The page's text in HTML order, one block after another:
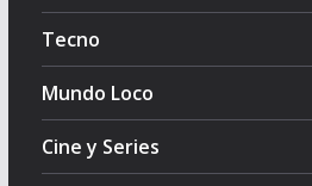
Tecno
Mundo Loco
Cine y Series